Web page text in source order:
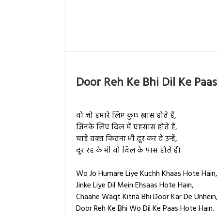
Door Reh Ke Bhi Dil Ke Paas
वो जो हमारे लिए कुछ ख़ास होते हैं,
जिनके लिए दिल में एहसास होते हैं,
चाहे वक़्त कितना भी दूर कर दे उन्हें,
दूर रह के भी वो दिल के पास होते हैं।
Wo Jo Humare Liye Kuchh Khaas Hote Hain,
Jinke Liye Dil Mein Ehsaas Hote Hain,
Chaahe Waqt Kitna Bhi Door Kar De
Door Reh Ke Bhi Wo Dil Ke Paas Hote Hain.